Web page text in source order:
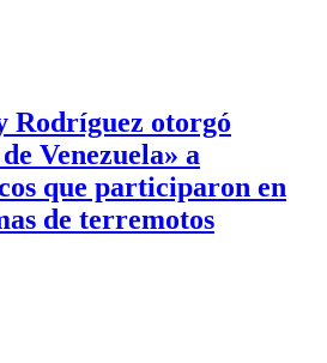
Rodríguez otorgó
Venezuela» a
que participaron en
de terremotos